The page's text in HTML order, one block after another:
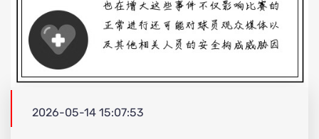
2026-05-14 15:07:53